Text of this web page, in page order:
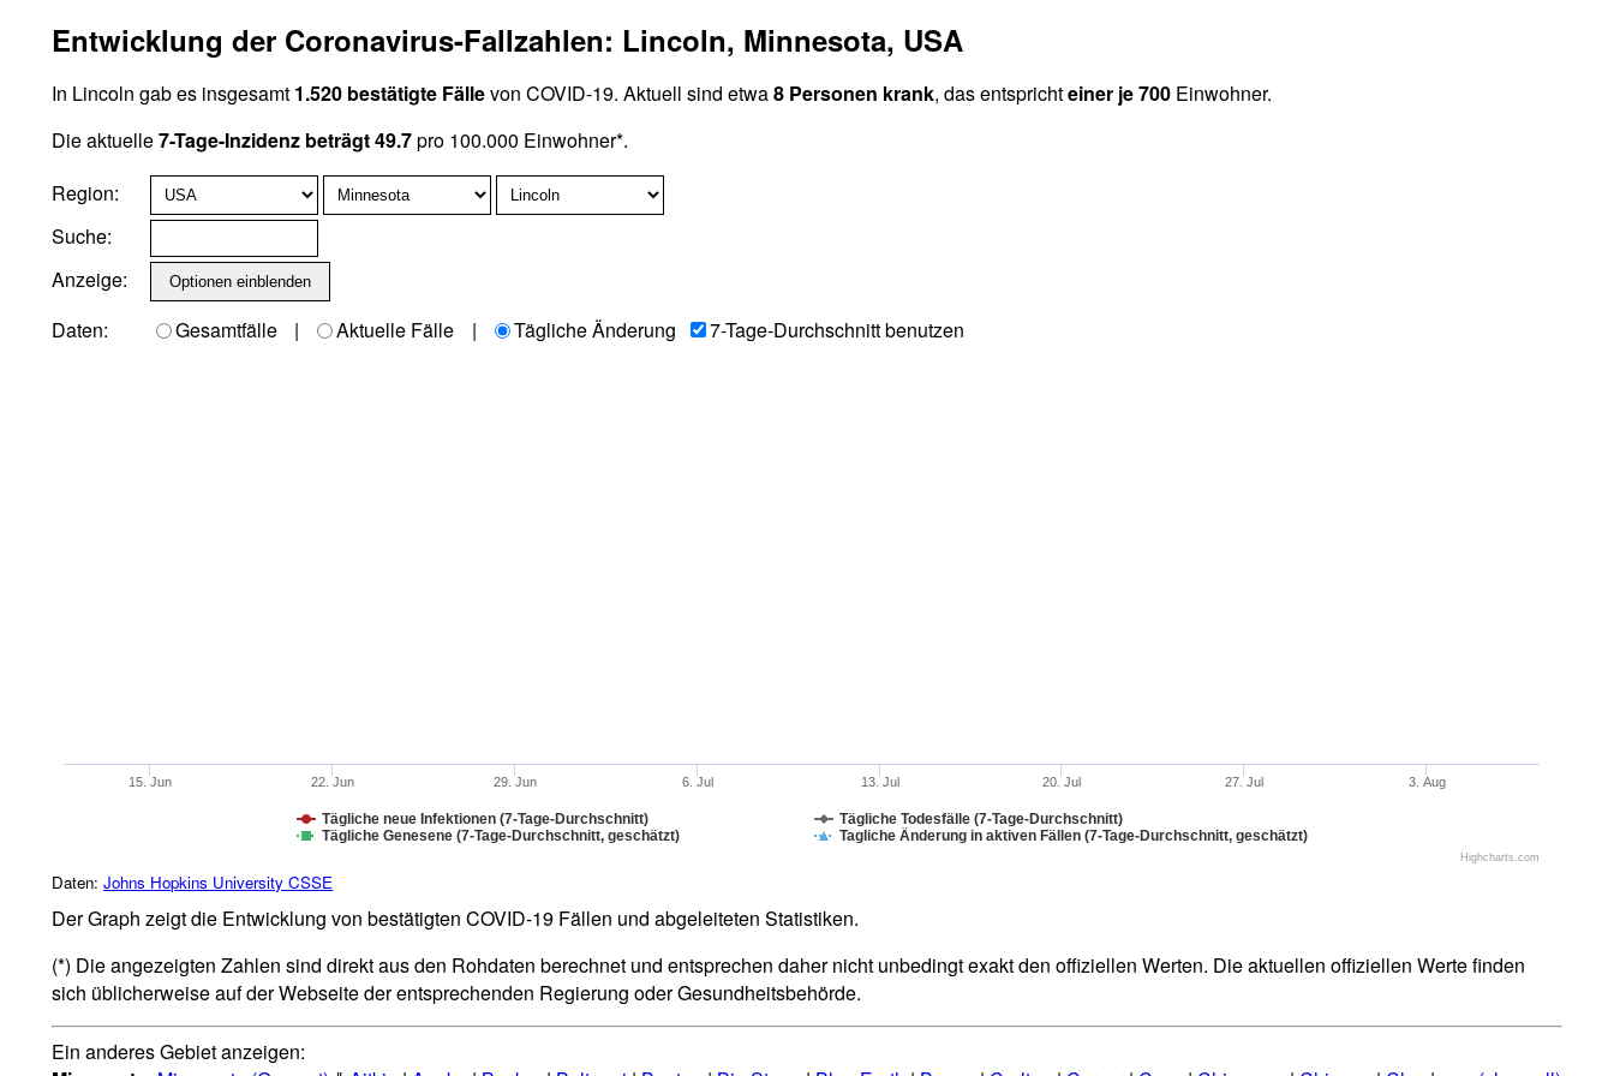
Entwicklung der Coronavirus-Fallzahlen: Lincoln, Minnesota, USA
In Lincoln gab es insgesamt 1.520 bestätigte Fällevon COVID-19. Aktuell sind etwa8 Personen krank, das entsprichteiner je 700 Einwohner.
Die aktuelle7-Tage-Inzidenz beträgt 49.7pro 100.000 Einwohner*.
Region:
Suche:
Anzeige:
Daten:
Gesamtfälle | Aktuelle Fälle | Tägliche Änderung 7-Tage-Durchschnitt benutzen
Tägliche neue Infektionen (7-Tage-Durchschnitt)
Tägliche Todesfälle (7-Tage-Durchschnitt)
Tägliche Genesene (7-Tage-Durchschnitt, geschätzt)
Tagliche Änderung in aktiven Fällen (7-Tage-Durchschnitt, geschätzt)
15. Jun 22. Jun 29. Jun 6. Jul 13. Jul 20. Jul 27. Jul 3. Aug
Highcharts.com
Daten:Johns Hopkins University CSSE
Der Graph zeigt die Entwicklung von bestätigten COVID-19 Fällen und abgeleiteten Statistiken.
(*) Die angezeigten Zahlen sind direkt aus den Rohdaten berechnet und entsprechen daher nicht unbedingt exakt den offiziellen Werten. Die aktuellen offiziellen Werte finden
sich üblicherweise auf der Webseite der entsprechenden Regierung oder Gesundheitsbehörde.
Ein anderes Gebiet anzeigen: